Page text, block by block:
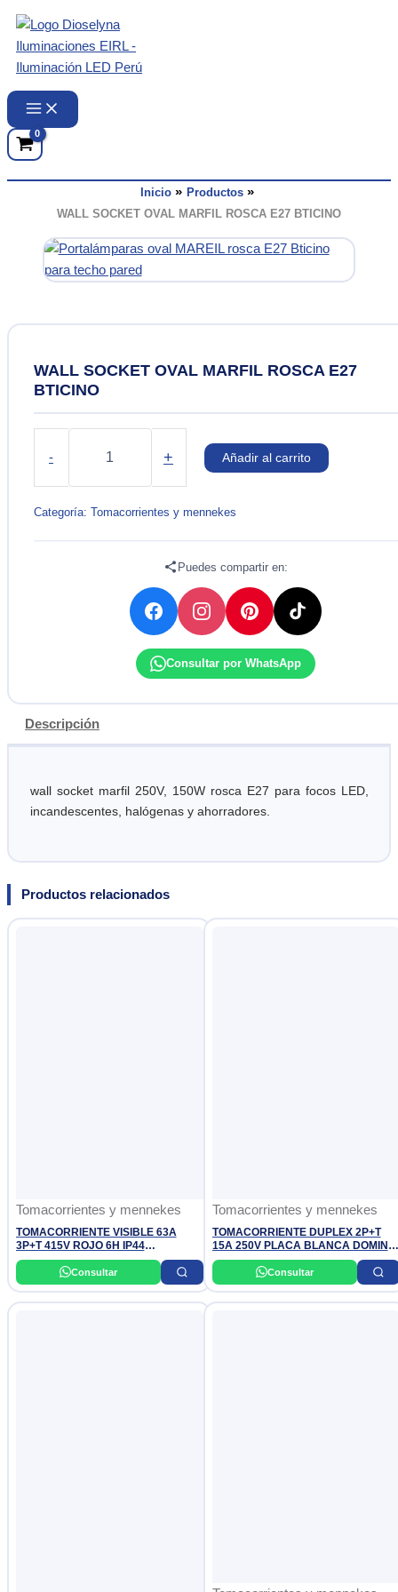
contenido
Inicio
Productos
WALL SOCKET OVAL MARFIL ROSCA E27 BTICINO
WALL SOCKET OVAL MARFIL ROSCA E27
BTICINO
-
MARFIL
ROSCA
+ Añadir al carrito
Categoría: Tomacorrientes y mennekes
Puedes compartir en:
Consultar por WhatsApp
Descripción
wall socket marfil 250V, 150W rosca E27 para focos LED,
incandescentes, halógenas y ahorradores.
Productos relacionados
Tomacorrientes y mennekes
TOMACORRIENTE VISIBLE 63A
3P+T 415V ROJO 6H IP44
MENNEKES
Consultar
Tomacorrientes y mennekes
TOMACORRIENTE DUPLEX 2P+T
15A 250V PLACA BLANCA DOMINO
SENCIA BTICINO
Consultar